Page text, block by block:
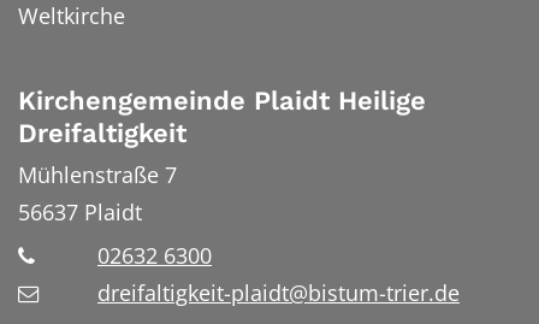
Weltkirche
Kirchengemeinde Plaidt Heilige
Dreifaltigkeit
Mühlenstraße 7
56637 Plaidt
02632 6300
dreifaltigkeit-plaidt@bistum-trier.de